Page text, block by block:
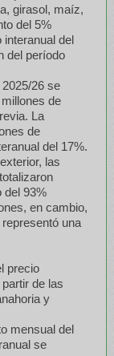
girasol, maíz,
del 5%
del
del período
26 se
de
La
de
del 17%.
las
del 93%
en cambio,
una
precio
de las
y
mensual del
se